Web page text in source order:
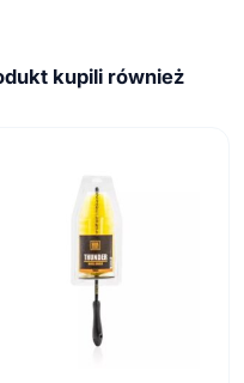
kupili również